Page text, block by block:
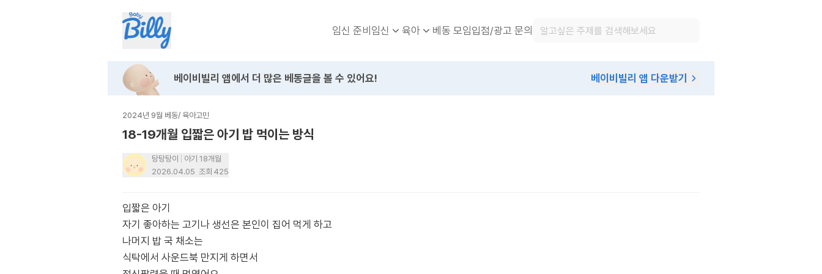
임신 준비임신 육아 베동 모임입점/광고 문의
베이비빌리 앱에서 더 많은 베동글을 볼 수 있어요! 베이비빌리 앱 다운받기
2024년 9월 베동/ 육아고민
18-19개월 입짧은 아기 밥 먹이는 방식
탕탕탕이
아기 18개월
2026.04.05 조회 425
입짧은 아기
자기 좋아하는 고기나 생선은 본인이 집어 먹게 하고
나머지 밥 국 채소는
식탁에서 사운드북 만지게 하면서